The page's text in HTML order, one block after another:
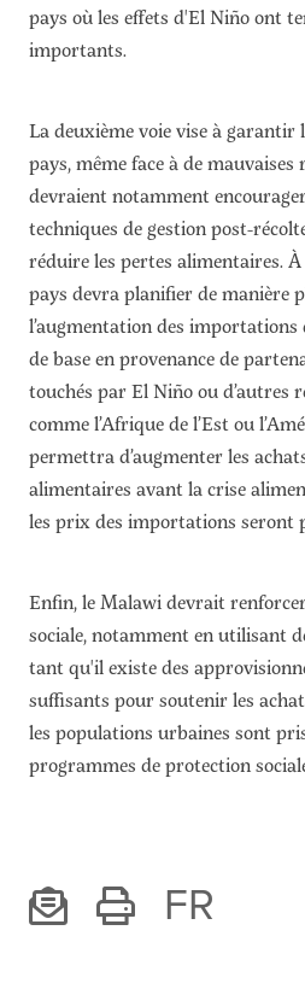
FR
pays où les effets d'El Niño ont
importants.
La deuxième voie vise à
pays, même face à de mauvaises
devraient notamment
techniques de gestion post-
réduire les pertes alimentaires.
pays devra planifier de manière
l’augmentation des
de base en provenance de
touchés par El Niño ou d’autres
comme l’Afrique de l’Est ou
permettra d’augmenter les
alimentaires avant la crise
les prix des importations seront
Enfin, le Malawi devrait
sociale, notamment en utilisant
tant qu'il existe des
suffisants pour soutenir les
les populations urbaines sont
programmes de protection